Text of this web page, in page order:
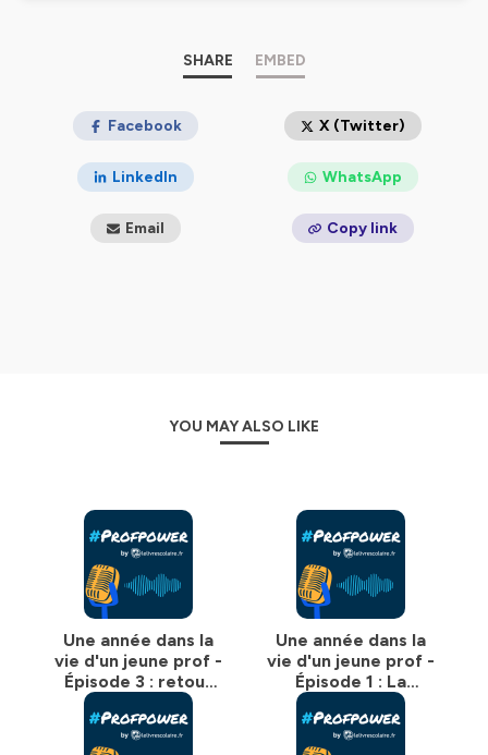
Hébergé par Ausha. Visitez
ausha.co/politique-de-
SHARE EMBED
Facebook X (Twitter)
LinkedIn WhatsApp
Email Copy link
YOU MAY ALSO LIKE
Une année dans la
vie d'un jeune prof -
Épisode 3 : retour
sur le 1er trimestre
Une année dans la
vie d'un jeune prof -
Épisode 1 : La
rentrée des classes